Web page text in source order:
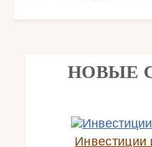
НОВЫЕ
Инвестиции